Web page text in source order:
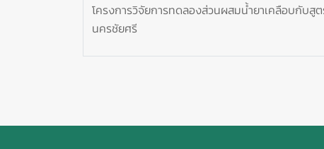
โครงการวิจัยการทดลองส่วนผสมน้ำยาเคลือบกับสู
นครชัยศรี